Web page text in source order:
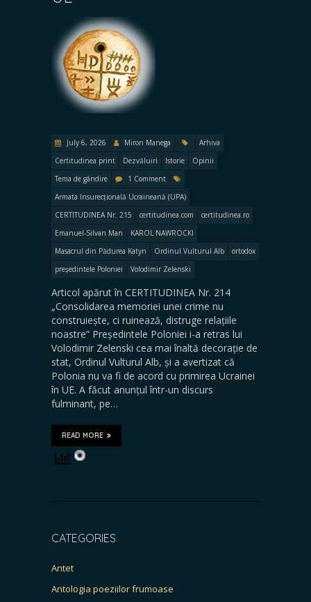
July 6, 2026 Miron Manega
Arhiva
Certitudinea print
Dezvăluiri Istorie
Opinii
Tema de gândire
1 Comment
Armata Insurecțională Ucraineană (UPA)
CERTITUDINEA Nr. 215
certitudinea.com
certitudinea.ro
Emanuel-Silvan Man
KAROL NAWROCKI
Masacrul din Pădurea Katyn
Ordinul Vulturul Alb
ortodox
președintele Poloniei
Volodimir Zelenski
Articol apărut în CERTITUDINEA Nr. 214
„Consolidarea memoriei unei crime nu
construiește, ci ruinează, distruge relațiile
noastre” Președintele Poloniei i-a retras lui
Volodimir Zelenski cea mai înaltă decorație de
stat, Ordinul Vulturul Alb, și a avertizat că
Polonia nu va fi de acord cu primirea Ucrainei
în UE. A făcut anunțul într-un discurs
fulminant, pe…
READ MORE
CATEGORIES
Antet
Antologia poeziilor frumoase